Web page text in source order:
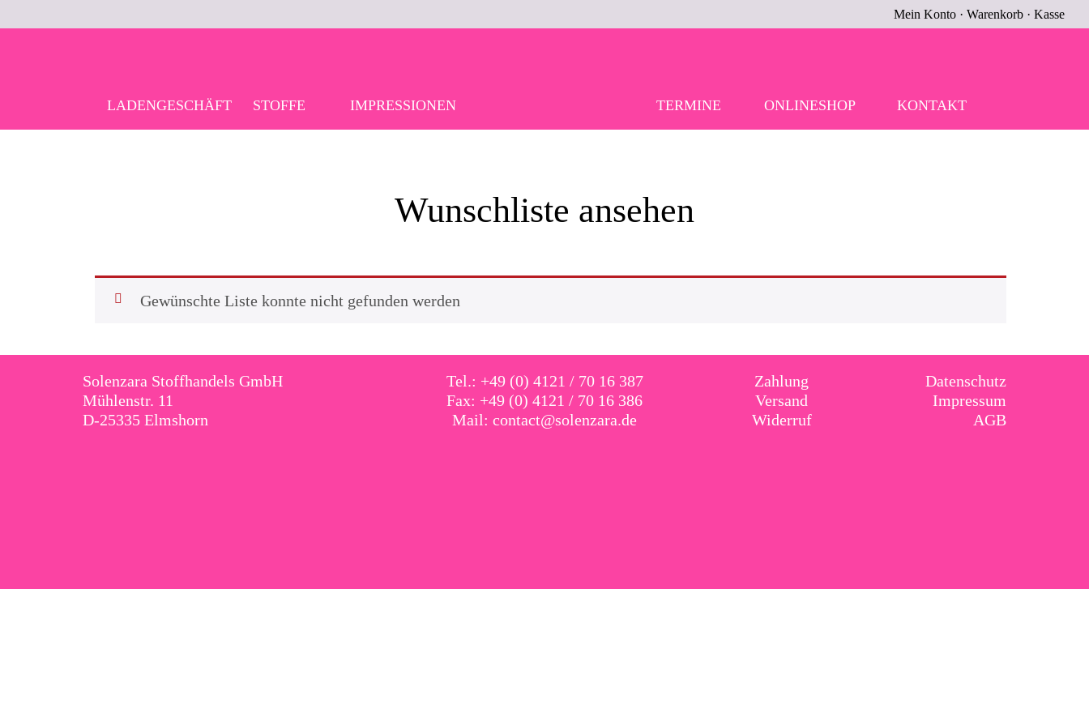
Mein Konto · Warenkorb · Kasse
LADENGESCHÄFT STOFFE IMPRESSIONEN TERMINE ONLINESHOP KONTAKT
Wunschliste ansehen
Gewünschte Liste konnte nicht gefunden werden
Solenzara Stoffhandels GmbH
Mühlenstr. 11
D-25335 Elmshorn
Tel.: +49 (0) 4121 / 70 16 387
Fax: +49 (0) 4121 / 70 16 386
Mail: contact@solenzara.de
Zahlung
Versand
Widerruf
Datenschutz
Impressum
AGB